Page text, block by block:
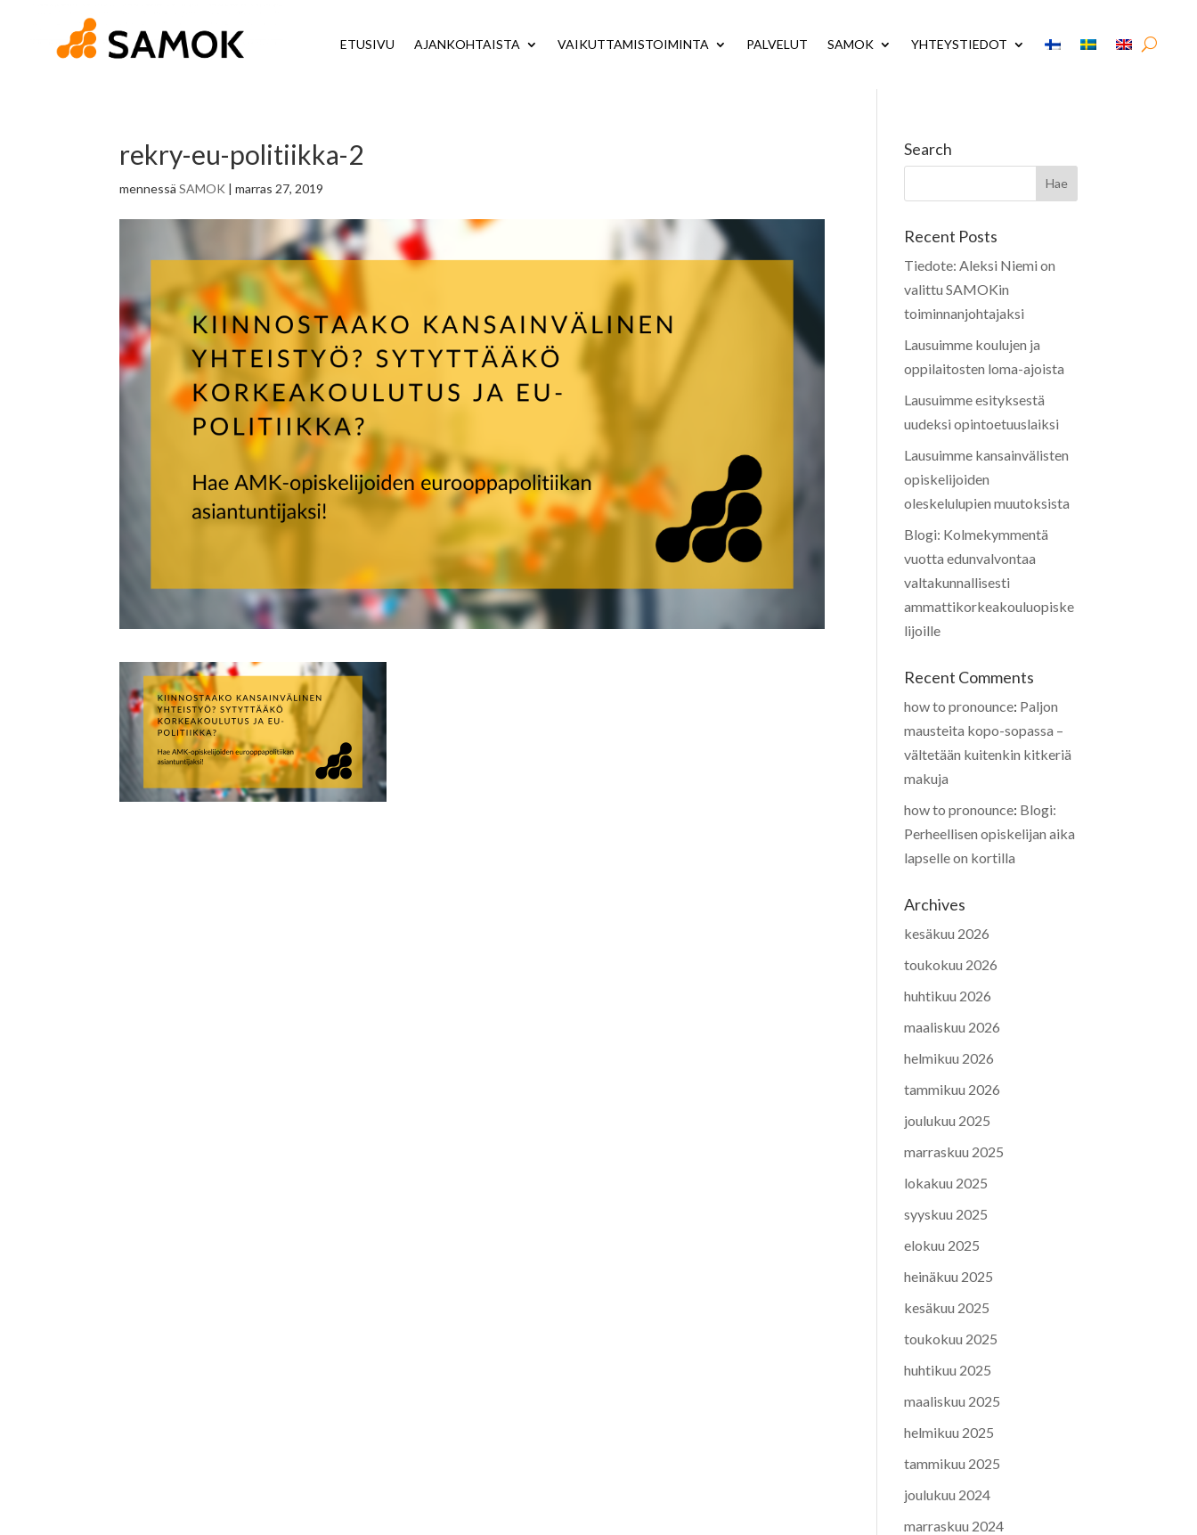
ETUSIVU AJANKOHTAISTA VAIKUTTAMISTOIMINTA PALVELUT SAMOK YHTEYSTIEDOT
rekry-eu-politiikka-2
mennessäSAMOK |marras 27, 2019
Search
Recent Posts
Tiedote: Aleksi Niemi on
valittu SAMOKin
toiminnanjohtajaksi
Lausuimme koulujen ja
oppilaitosten loma-ajoista
Lausuimme esityksestä
uudeksi opintoetuuslaiksi
Lausuimme kansainvälisten
opiskelijoiden
oleskelulupien muutoksista
Blogi: Kolmekymmentä
vuotta edunvalvontaa
valtakunnallisesti
ammattikorkeakouluopiske
lijoille
Recent Comments
how to pronounce: Paljon
mausteita kopo-sopassa –
vältetään kuitenkin kitkeriä
makuja
how to pronounce: Blogi:
Perheellisen opiskelijan aika
lapselle on kortilla
Archives
kesäkuu 2026
toukokuu 2026
huhtikuu 2026
maaliskuu 2026
helmikuu 2026
tammikuu 2026
joulukuu 2025
marraskuu 2025
lokakuu 2025
syyskuu 2025
elokuu 2025
heinäkuu 2025
kesäkuu 2025
toukokuu 2025
huhtikuu 2025
maaliskuu 2025
helmikuu 2025
tammikuu 2025
joulukuu 2024
marraskuu 2024